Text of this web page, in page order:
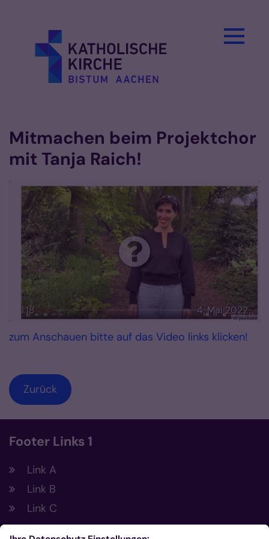
Mitmachen beim Projektchor
mit Tanja Raich!
4. Mai 2022
1:18
© youtube
zum Anschauen bitte auf das Video links klicken!
Zurück
Footer Links 1
Link A
Link B
Link C